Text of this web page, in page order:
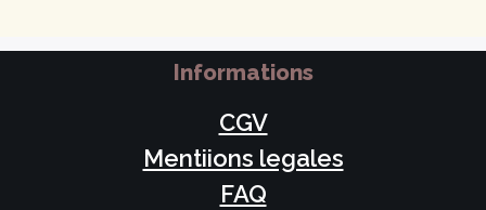
Informations
CGV
Mentiions legales
FAQ